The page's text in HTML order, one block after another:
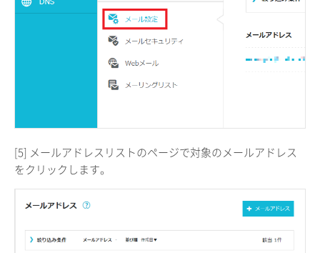
[5] メールアドレスリストのページで対象のメールアドレス
をクリックします。